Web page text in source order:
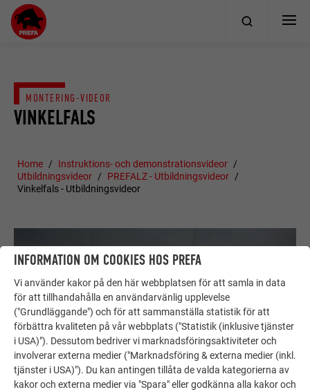
VINKELFALS
MONTERING-VIDEOR
Home
Instruktions- och demonstrationsvideor
Utbildningsvideor
PREFALZ - Utbildningsvideor
Vinkelfals - Utbildningsvideor
INFORMATION OM COOKIES HOS PREFA
Vi använder kakor på den här webbplatsen för att samla in data
för att tillhandahålla en användarvänlig upplevelse
("Grundläggande") och för att sammanställa statistik för att
förbättra kvaliteten på vår webbplats ("Statistik (inklusive tjänster
i USA)"). Dessutom bedriver vi marknadsföringsaktiviteter och
involverar externa medier ("Marknadsföring & externa medier (inkl.
tjänster i USA)"). Du kan antingen tillåta de valda kategorierna av
kakor och externa medier via "Spara" eller godkänna alla kakor och